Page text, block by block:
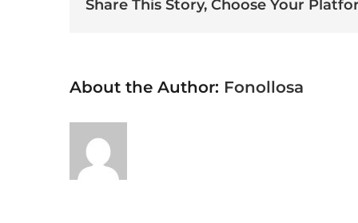
Share This Story, Choose Your
About the Author: Fonollosa